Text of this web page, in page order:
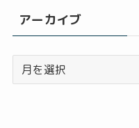
アーカイブ
ー